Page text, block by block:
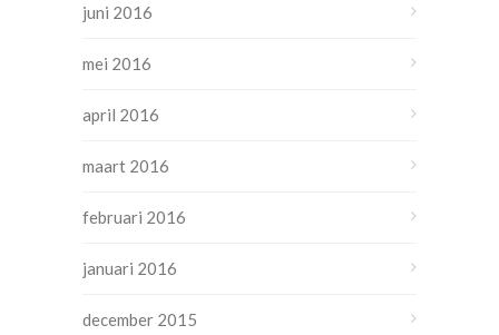
juni 2016
mei 2016
april 2016
maart 2016
februari 2016
januari 2016
december 2015